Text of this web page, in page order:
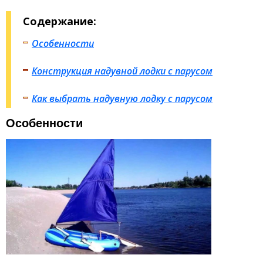
Содержание:
Особенности
Конструкция надувной лодки с парусом
Как выбрать надувную лодку с парусом
Особенности